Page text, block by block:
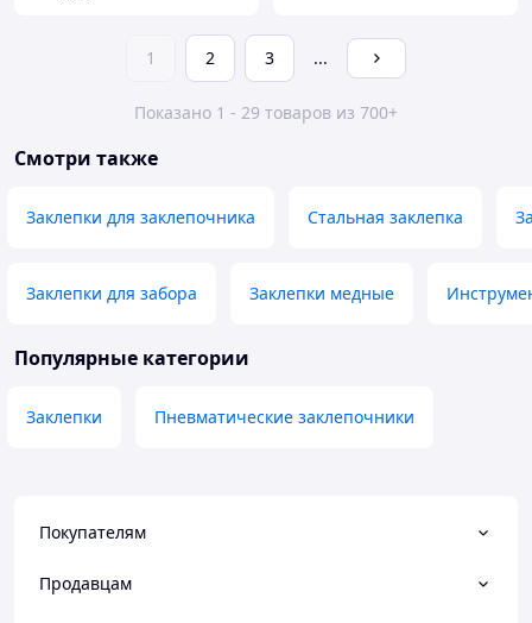
1 2 3 ...
Показано 1 - 29 товаров из 700+
Смотри также
Заклепки для заклепочника Стальная заклепка
Заклепки для забора Заклепки медные
Популярные категории
Заклепки Пневматические заклепочники
Покупателям
Продавцам